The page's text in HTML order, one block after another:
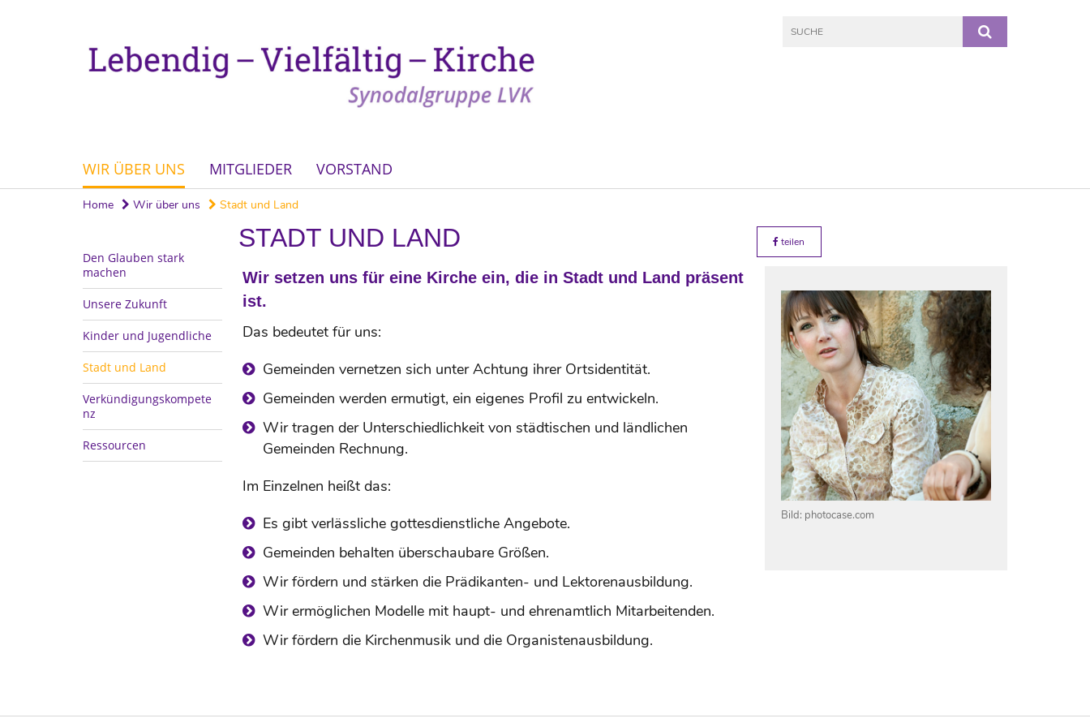
WIR ÜBER UNS MITGLIEDER VORSTAND
Home Wir über uns Stadt und Land
Den Glauben stark
machen
Unsere Zukunft
Kinder und Jugendliche
Stadt und Land
Verkündigungskompete
nz
Ressourcen
STADT UND LAND teilen
Wir setzen uns für eine Kirche ein, die in Stadt und Land präsent
ist.
Das bedeutet für uns:
Gemeinden vernetzen sich unter Achtung ihrer Ortsidentität.
Gemeinden werden ermutigt, ein eigenes Profil zu entwickeln.
Wir tragen der Unterschiedlichkeit von städtischen und ländlichen
Gemeinden Rechnung.
Im Einzelnen heißt das:
Es gibt verlässliche gottesdienstliche Angebote.
Gemeinden behalten überschaubare Größen.
Wir fördern und stärken die Prädikanten- und Lektorenausbildung.
Wir ermöglichen Modelle mit haupt- und ehrenamtlich Mitarbeitenden.
Wir fördern die Kirchenmusik und die Organistenausbildung.
Bild: photocase.com